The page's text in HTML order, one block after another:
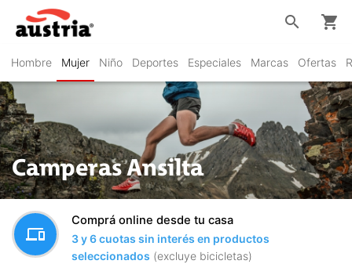
Hombre Mujer Niño Deportes Especiales Marcas Ofertas
search shopping_cart
Camperas Ansilta
devices
Comprá online desde tu casa
3 y 6 cuotas sin interés en productos
seleccionados (excluye bicicletas)